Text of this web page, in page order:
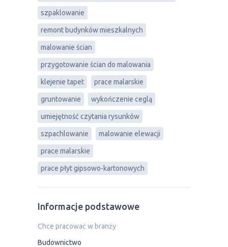
szpaklowanie
remont budynków mieszkalnych
malowanie ścian
przygotowanie ścian do malowania
klejenie tapet prace malarskie
gruntowanie wykończenie ceglą
umiejętność czytania rysunków
szpachlowanie malowanie elewacji
prace malarskie
prace płyt gipsowo-kartonowych
Informacje podstawowe
Chce pracować w branży
Budownictwo